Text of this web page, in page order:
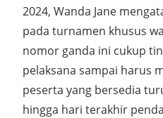
2024, Wanda Jane
pada turnamen khusus
nomor ganda ini cukup
pelaksana sampai harus
peserta yang bersedia
hingga hari terakhir